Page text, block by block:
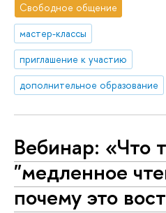
Свободное общение
мастер-классы
приглашение к участию
дополнительное образование
Вебинар: «Что
"медленное
почему это